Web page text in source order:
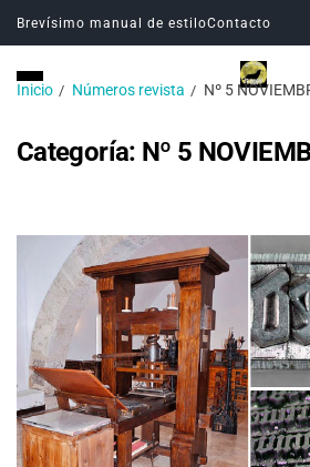
Brevísimo manual de estiloContacto
Inicio Números revista Nº 5
Categoría: Nº 5